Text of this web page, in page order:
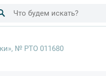
№ РТО 011680